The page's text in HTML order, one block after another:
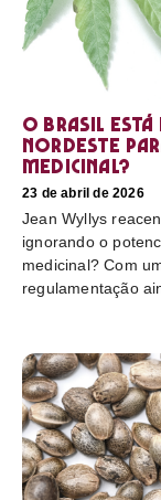
O Brasil
nordeste
medicinal?
23 de abril de 2026
Jean Wyllys
ignorando o
medicinal? Com
regulamentação